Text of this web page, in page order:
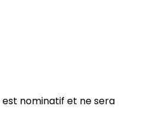
nominatif et ne sera